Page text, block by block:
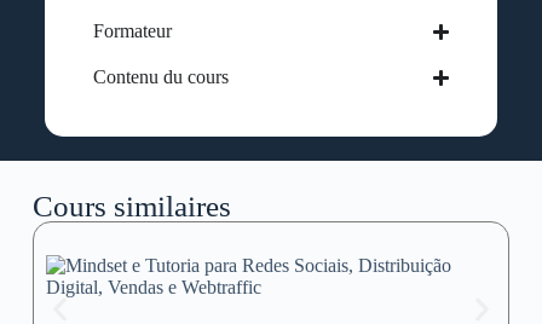
Formateur
Contenu du cours
Cours similaires